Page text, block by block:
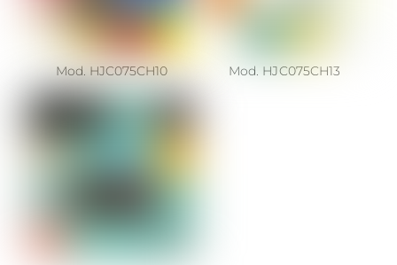
Mod. HJC075CH10 Mod. HJC075CH13